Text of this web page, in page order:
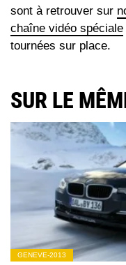
sont à retrouver sur
chaîne vidéo spéciale
tournées sur place.
SUR LE
GENEVE-2013